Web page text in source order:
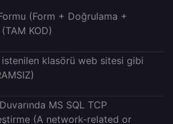
(Form + Doğrulama +
KOD)
klasörü web sitesi gibi
MS SQL TCP
(A network-related or